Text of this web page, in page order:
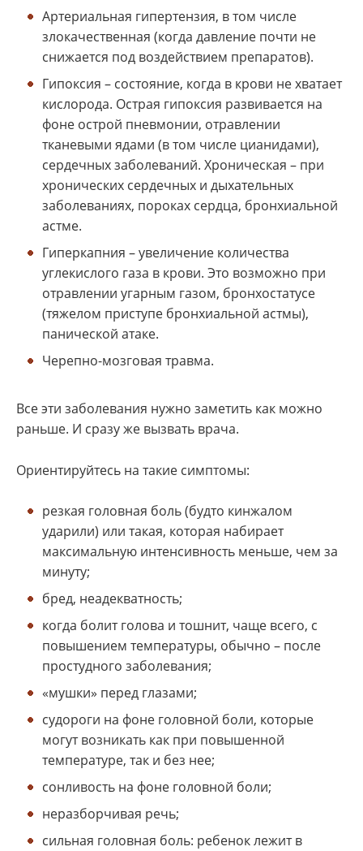
Артериальная гипертензия, в том числе
злокачественная (когда давление почти не
снижается под воздействием препаратов).
Гипоксия – состояние, когда в крови не хватает
кислорода. Острая гипоксия развивается на
фоне острой пневмонии, отравлении
тканевыми ядами (в том числе цианидами),
сердечных заболеваний. Хроническая – при
хронических сердечных и дыхательных
заболеваниях, пороках сердца, бронхиальной
астме.
Гиперкапния – увеличение количества
углекислого газа в крови. Это возможно при
отравлении угарным газом, бронхостатусе
(тяжелом приступе бронхиальной астмы),
панической атаке.
Черепно-мозговая травма.
Все эти заболевания нужно заметить как можно
раньше. И сразу же вызвать врача.
Ориентируйтесь на такие симптомы:
резкая головная боль (будто кинжалом
ударили) или такая, которая набирает
максимальную интенсивность меньше, чем за
минуту;
бред, неадекватность;
когда болит голова и тошнит, чаще всего, с
повышением температуры, обычно – после
простудного заболевания;
«мушки» перед глазами;
судороги на фоне головной боли, которые
могут возникать как при повышенной
температуре, так и без нее;
сонливость на фоне головной боли;
неразборчивая речь;
сильная головная боль: ребенок лежит в